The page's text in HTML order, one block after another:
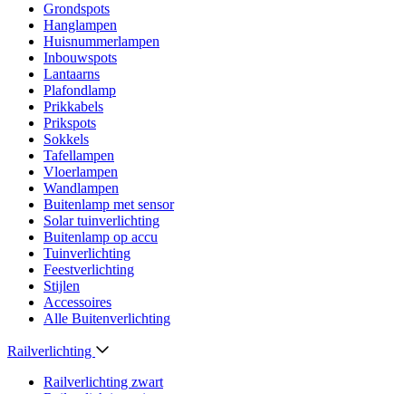
Grondspots
Hanglampen
Huisnummerlampen
Inbouwspots
Lantaarns
Plafondlamp
Prikkabels
Prikspots
Sokkels
Tafellampen
Vloerlampen
Wandlampen
Buitenlamp met sensor
Solar tuinverlichting
Buitenlamp op accu
Tuinverlichting
Feestverlichting
Stijlen
Accessoires
Alle Buitenverlichting
Railverlichting
Railverlichting zwart